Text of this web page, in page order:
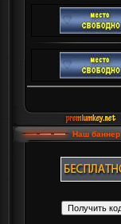
Наш баннер